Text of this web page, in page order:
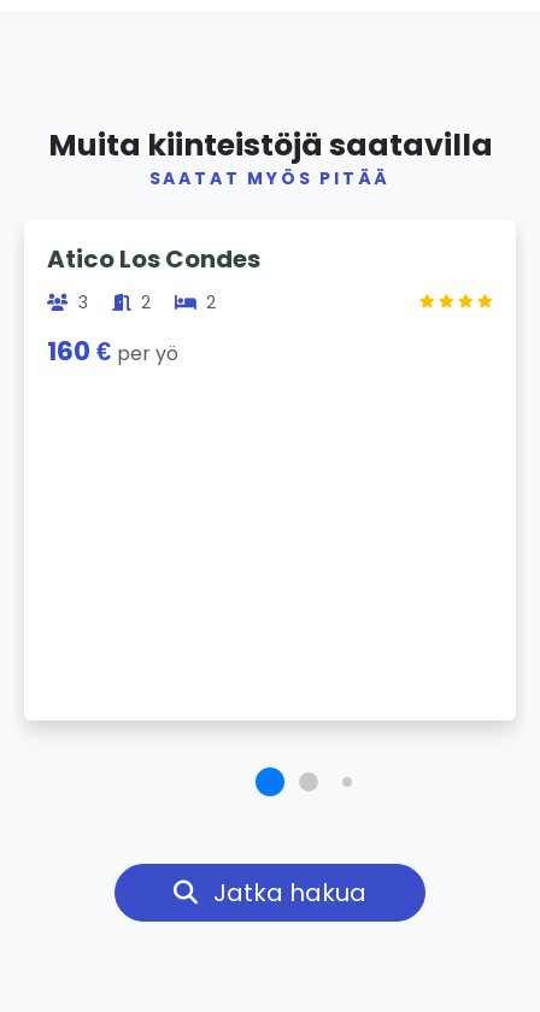
Muita kiinteistöjä saatavilla
SAATAT MYÖS PITÄÄ
Atico Los Condes
3 2 2
160 € per yö
Jatka hakua